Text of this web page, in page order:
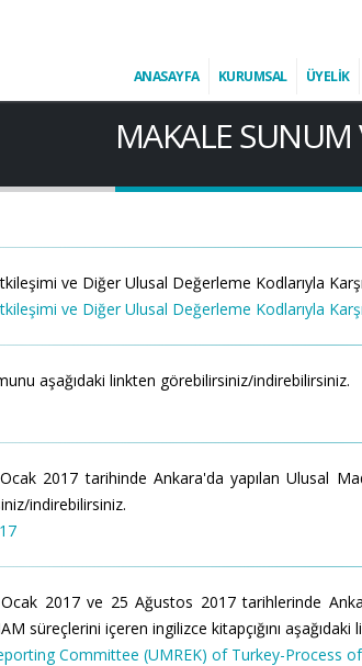
ANASAYFA KURUMSAL ÜYELİK
MAKALE SUNUM
ve Diğer Ulusal Değerleme Kodlarıyla
ve Diğer Ulusal Değerleme Kodlarıyla
aşağıdaki linkten görebilirsiniz/indirebilirsiniz.
2017 tarihinde Ankara'da yapılan Ulusal
indirebilirsiniz.
2017 ve 25 Ağustos 2017 tarihlerinde
süreçlerini içeren ingilizce kitapçığını
Committee (UMREK) of Turkey-Process